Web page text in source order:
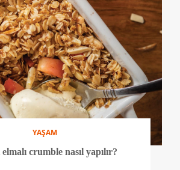
YAŞAM
crumble nasıl yapılır?